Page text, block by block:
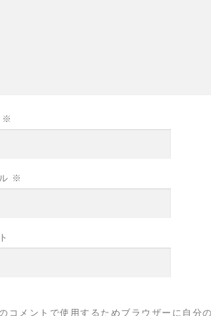
※
※
コメントで使用するためブラウザーに自分